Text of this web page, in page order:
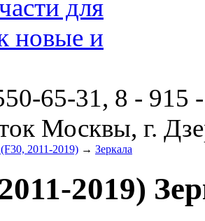
65-31, 8 - 915
Москвы, г.
2011-2019) → Зеркала
2019)